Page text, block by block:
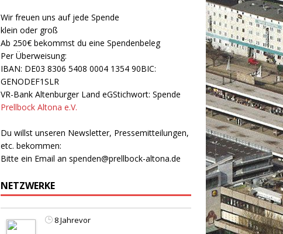
Wir freuen uns auf jede Spende
klein oder groß
Ab 250€ bekommst du eine Spendenbeleg
Per Überweisung:
IBAN: DE03 8306 5408 0004 1354 90BIC:
GENODEF1SLR
VR-Bank Altenburger Land eGStichwort: Spende
Prellbock Altona e.V.
Du willst unseren Newsletter, Pressemitteilungen,
etc. bekommen:
Bitte ein Email an spenden@prellbock-altona.de
NETZWERKE
8 Jahrevor